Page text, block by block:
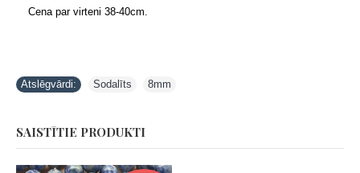
Cena par virteni 38-40cm.
Atslēgvārdi: Sodalīts 8mm
SAISTĪTIE PRODUKTI